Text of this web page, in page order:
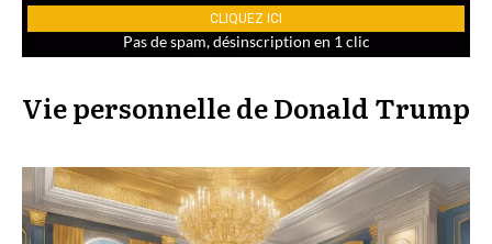
Vie personnelle de Donald Trump